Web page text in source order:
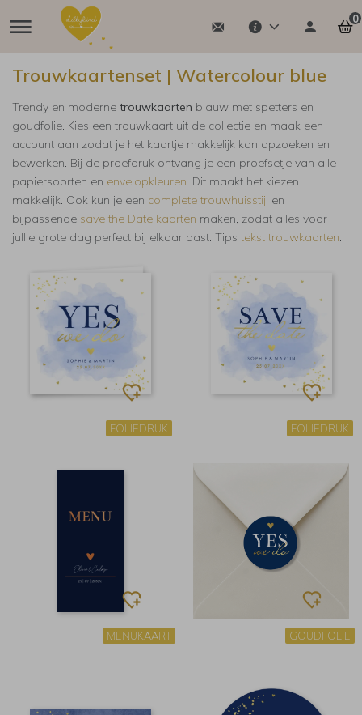
0
Trouwkaartenset | Watercolour blue
Trendy en moderne trouwkaarten blauw met spetters en
goudfolie. Kies een trouwkaart uit de collectie en maak een
account aan zodat je het kaartje makkelijk kan opzoeken en
bewerken. Bij de proefdruk ontvang je een proefsetje van alle
papiersoorten en envelopkleuren. Dit maakt het kiezen
makkelijk. Ook kun je een complete trouwhuisstijl en
bijpassende save the Date kaarten maken, zodat alles voor
jullie grote dag perfect bij elkaar past. Tips tekst trouwkaarten.
FOLIEDRUK FOLIEDRUK
MENUKAART GOUDFOLIE